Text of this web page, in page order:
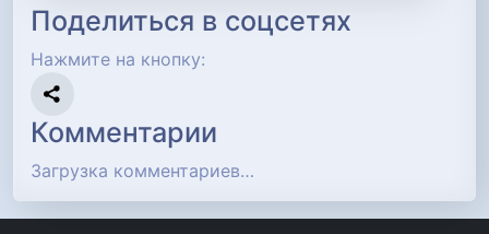
Поделиться в соцсетях
Нажмите на кнопку:
Комментарии
Загрузка комментариев…